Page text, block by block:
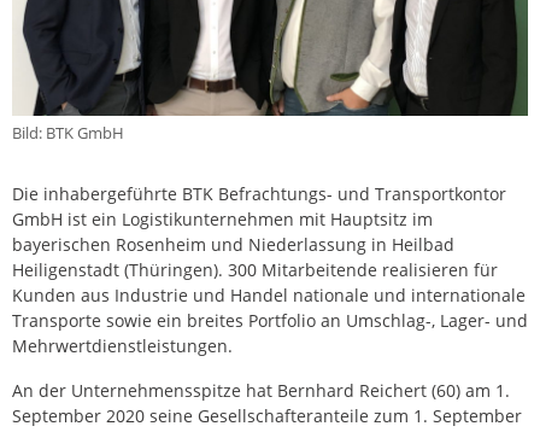
Bild: BTK GmbH
Die inhabergeführte BTK Befrachtungs- und Transportkontor
GmbH ist ein Logistikunternehmen mit Hauptsitz im
bayerischen Rosenheim und Niederlassung in Heilbad
Heiligenstadt (Thüringen). 300 Mitarbeitende realisieren für
Kunden aus Industrie und Handel nationale und internationale
Transporte sowie ein breites Portfolio an Umschlag-, Lager- und
Mehrwertdienstleistungen.
An der Unternehmensspitze hat Bernhard Reichert (60) am 1.
September 2020 seine Gesellschafteranteile zum 1. September